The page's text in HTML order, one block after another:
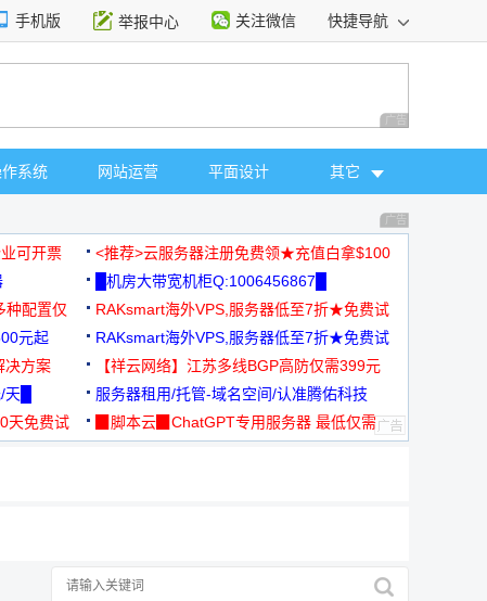
手机版 举报中心 关注微信 快捷导航
择 广告 商业广告，理
系统 网站运营 平面设计 其它
广告 商业广告，理
可开票
<推荐>云服务器注册免费领★充值白拿$100
█机房大带宽机柜Q:1006456867█
种配置仅
RAKsmart海外VPS,服务器低至7折★免费试
用★
元起
RAKsmart海外VPS,服务器低至7折★免费试
用★
决方案
【祥云网络】江苏多线BGP高防仅需399元
█
服务器租用/托管-域名空间/认准腾佑科技
免费试
▉脚本云▉ChatGPT专用服务器 最低仅需